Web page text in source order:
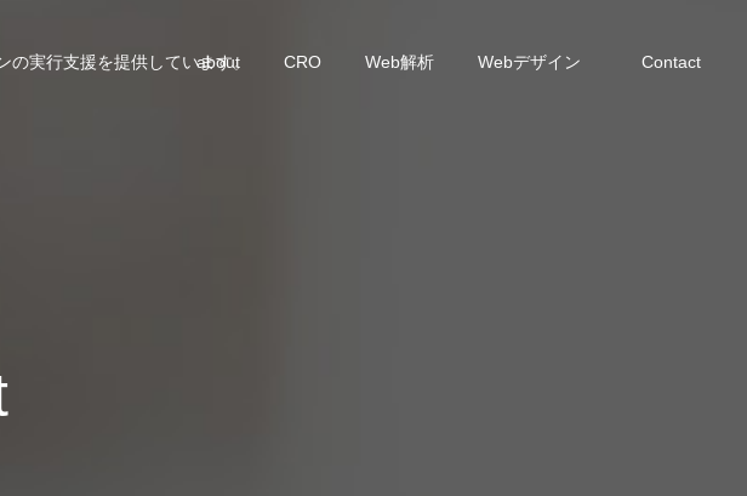
実行支援を提供しています。
about CRO Web解析 Webデザイン Contact